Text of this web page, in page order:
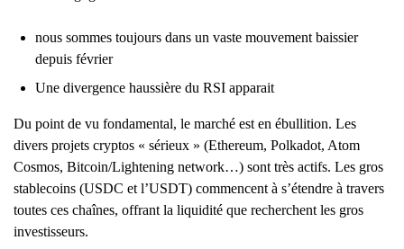
nous sommes toujours dans un vaste mouvement baissier
depuis février
Une divergence haussière du RSI apparait
Du point de vu fondamental, le marché est en ébullition. Les
divers projets cryptos « sérieux » (Ethereum, Polkadot, Atom
Cosmos, Bitcoin/Lightening network…) sont très actifs. Les gros
stablecoins (USDC et l’USDT) commencent à s’étendre à travers
toutes ces chaînes, offrant la liquidité que recherchent les gros
investisseurs.